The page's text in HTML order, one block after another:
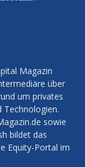
Magazin
über
um privates
Technologien.
sowie
bildet das
Equity-Portal im